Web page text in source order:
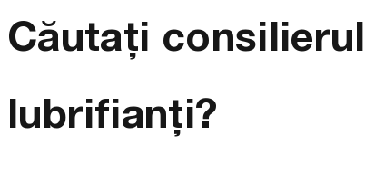
Căutați
lubrifianți?